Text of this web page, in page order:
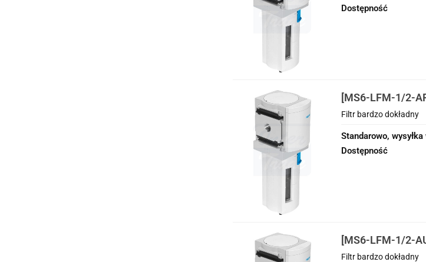
Dostępność
[MS6-LFM-1/2-
Filtr bardzo dokładny
Standarowo,
Dostępność
[MS6-LFM-1/2-
Filtr bardzo dokładny